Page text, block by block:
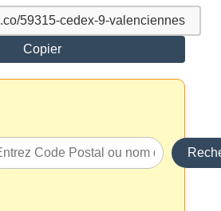
Copier